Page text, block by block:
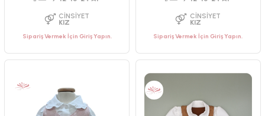
YAŞ GRUBU
2-3-4-5 YAŞ
4ADET
2-3-4-5 YAŞ
Sipariş Vermek İçin Giriş Yapın. Sipariş Vermek İçin Giriş Yapın.